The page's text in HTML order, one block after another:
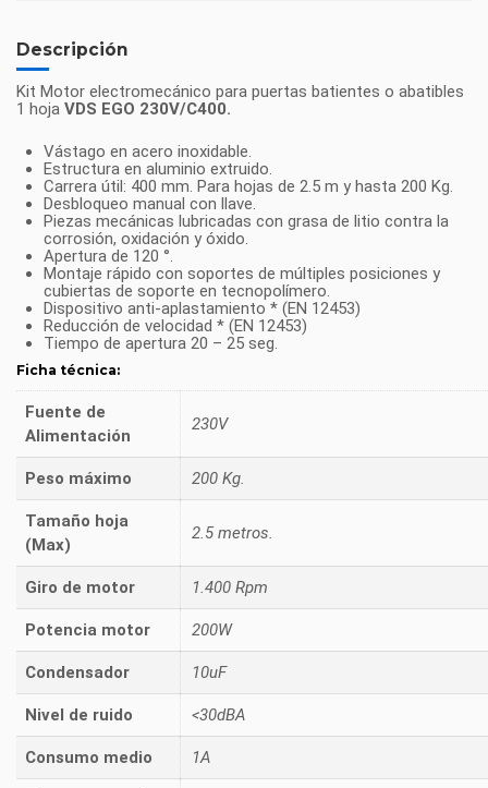
Descripción
Kit Motor electromecánico para puertas batientes o abatibles
1 hoja VDS EGO 230V/C400.
Vástago en acero inoxidable.
Estructura en aluminio extruido.
Carrera útil: 400 mm. Para hojas de 2.5 m y hasta 200 Kg.
Desbloqueo manual con llave.
Piezas mecánicas lubricadas con grasa de litio contra la
corrosión, oxidación y óxido.
Apertura de 120 °.
Montaje rápido con soportes de múltiples posiciones y
cubiertas de soporte en tecnopolímero.
Dispositivo anti-aplastamiento * (EN 12453)
Reducción de velocidad * (EN 12453)
Tiempo de apertura 20 – 25 seg.
Ficha técnica:
Fuente de
Alimentación
230V
Peso máximo 200 Kg.
Tamaño hoja
(Max)
2.5 metros.
Giro de motor 1.400 Rpm
Potencia motor 200W
Condensador 10uF
Nivel de ruido <30dBA
Consumo medio 1A